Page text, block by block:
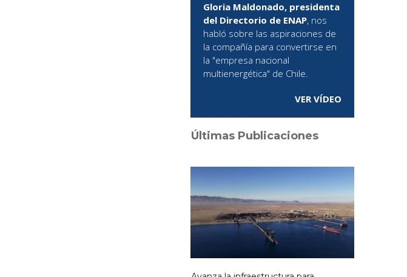
Gloria Maldonado, presidenta
del Directorio de ENAP, nos
habló sobre las aspiraciones de
la compañía para convertirse en
la "empresa nacional
multienergética" de Chile.
VER VÍDEO
Últimas Publicaciones